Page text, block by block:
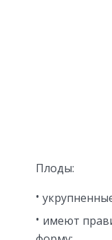
Плоды:
имеют